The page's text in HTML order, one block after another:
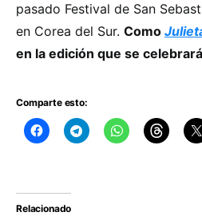
pasado Festival de San
en Corea del Sur. Como
en la edición que se
Comparte esto:
Relacionado